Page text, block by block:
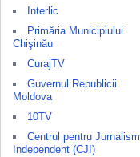
Interlic
Primăria Municipiului
Chişinău
CurajTV
Guvernul Republicii
Moldova
10TV
Centrul pentru Jurnalism
Independent (CJI)